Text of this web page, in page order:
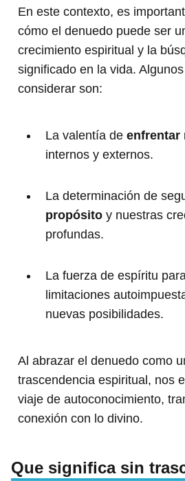
En este contexto, es
cómo el denuedo puede ser
crecimiento espiritual y la
significado en la vida.
considerar son:
La valentía de enfrentar
internos y externos.
La determinación de
propósito y nuestras
profundas.
La fuerza de espíritu
limitaciones
nuevas posibilidades.
Al abrazar el denuedo como
trascendencia espiritual, nos
viaje de autoconocimiento,
conexión con lo divino.
Que significa sin